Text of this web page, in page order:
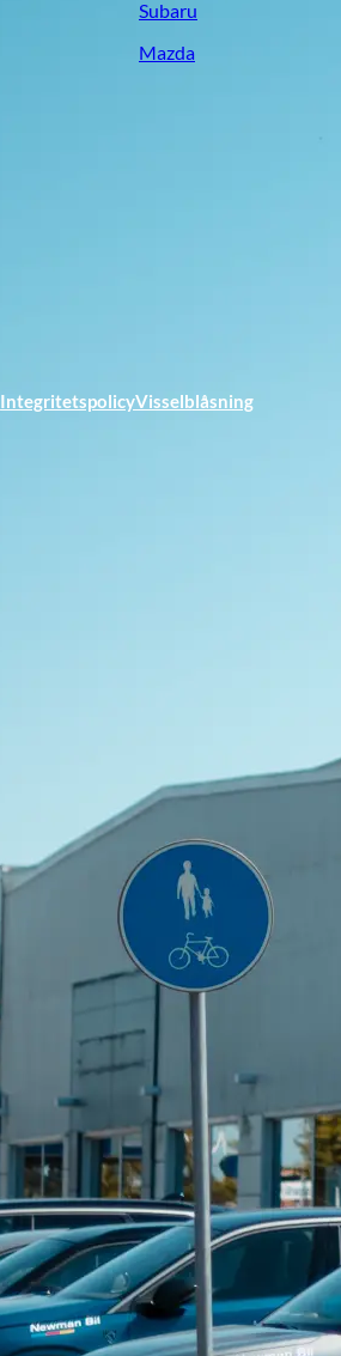
Subaru
Mazda
IntegritetspolicyVisselblåsning